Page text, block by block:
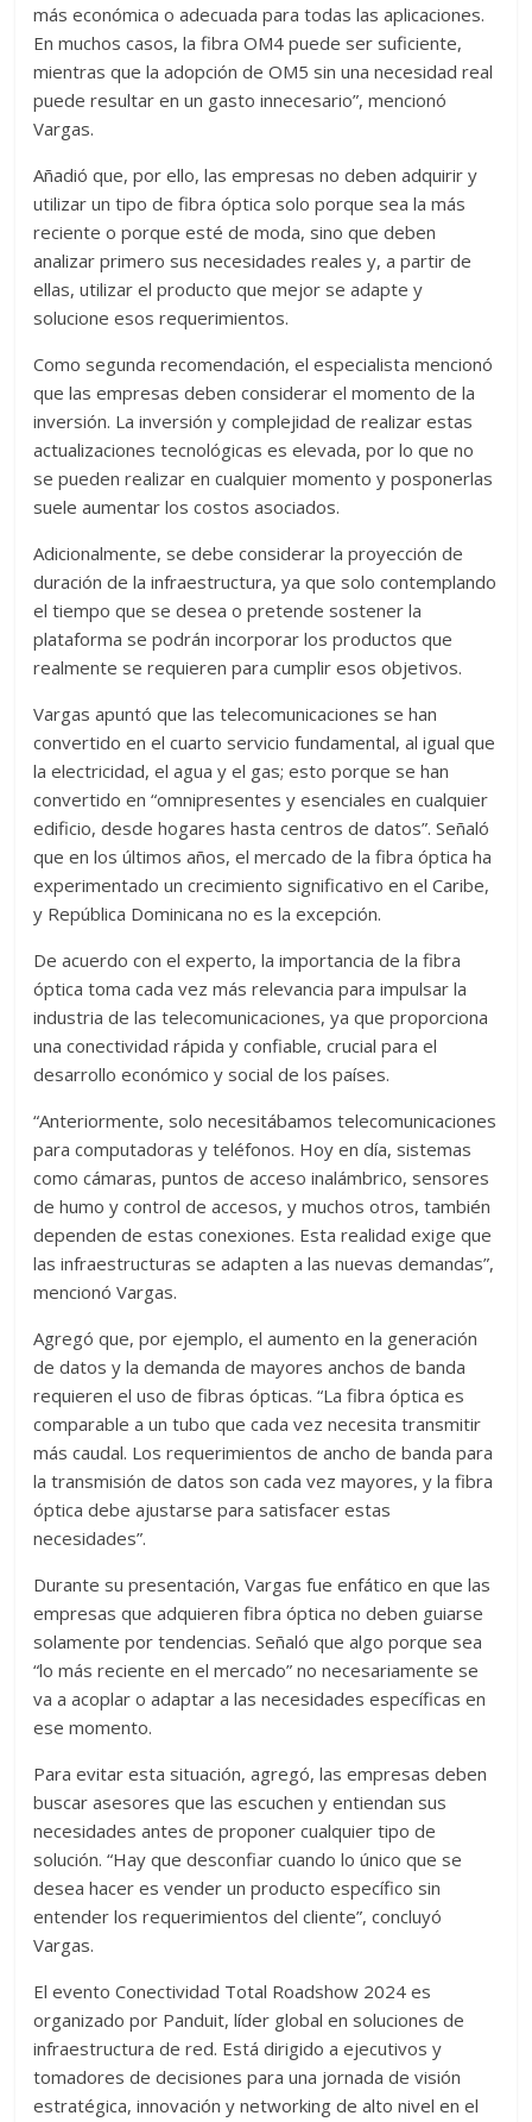
más económica o adecuada para todas las aplicaciones.
En muchos casos, la fibra OM4 puede ser suficiente,
mientras que la adopción de OM5 sin una necesidad real
puede resultar en un gasto innecesario”, mencionó
Vargas.
Añadió que, por ello, las empresas no deben adquirir y
utilizar un tipo de fibra óptica solo porque sea la más
reciente o porque esté de moda, sino que deben
analizar primero sus necesidades reales y, a partir de
ellas, utilizar el producto que mejor se adapte y
solucione esos requerimientos.
Como segunda recomendación, el especialista mencionó
que las empresas deben considerar el momento de la
inversión. La inversión y complejidad de realizar estas
actualizaciones tecnológicas es elevada, por lo que no
se pueden realizar en cualquier momento y posponerlas
suele aumentar los costos asociados.
Adicionalmente, se debe considerar la proyección de
duración de la infraestructura, ya que solo contemplando
el tiempo que se desea o pretende sostener la
plataforma se podrán incorporar los productos que
realmente se requieren para cumplir esos objetivos.
Vargas apuntó que las telecomunicaciones se han
convertido en el cuarto servicio fundamental, al igual que
la electricidad, el agua y el gas; esto porque se han
convertido en “omnipresentes y esenciales en cualquier
edificio, desde hogares hasta centros de datos”. Señaló
que en los últimos años, el mercado de la fibra óptica ha
experimentado un crecimiento significativo en el Caribe,
y República Dominicana no es la excepción.
De acuerdo con el experto, la importancia de la fibra
óptica toma cada vez más relevancia para impulsar la
industria de las telecomunicaciones, ya que proporciona
una conectividad rápida y confiable, crucial para el
desarrollo económico y social de los países.
“Anteriormente, solo necesitábamos telecomunicaciones
para computadoras y teléfonos. Hoy en día, sistemas
como cámaras, puntos de acceso inalámbrico, sensores
de humo y control de accesos, y muchos otros, también
dependen de estas conexiones. Esta realidad exige que
las infraestructuras se adapten a las nuevas demandas”,
mencionó Vargas.
Agregó que, por ejemplo, el aumento en la generación
de datos y la demanda de mayores anchos de banda
requieren el uso de fibras ópticas. “La fibra óptica es
comparable a un tubo que cada vez necesita transmitir
más caudal. Los requerimientos de ancho de banda para
la transmisión de datos son cada vez mayores, y la fibra
óptica debe ajustarse para satisfacer estas
necesidades”.
Durante su presentación, Vargas fue enfático en que las
empresas que adquieren fibra óptica no deben guiarse
solamente por tendencias. Señaló que algo porque sea
“lo más reciente en el mercado” no necesariamente se
va a acoplar o adaptar a las necesidades específicas en
ese momento.
Para evitar esta situación, agregó, las empresas deben
buscar asesores que las escuchen y entiendan sus
necesidades antes de proponer cualquier tipo de
solución. “Hay que desconfiar cuando lo único que se
desea hacer es vender un producto específico sin
entender los requerimientos del cliente”, concluyó
Vargas.
El evento Conectividad Total Roadshow 2024 es
organizado por Panduit, líder global en soluciones de
infraestructura de red. Está dirigido a ejecutivos y
tomadores de decisiones para una jornada de visión
estratégica, innovación y networking de alto nivel en el